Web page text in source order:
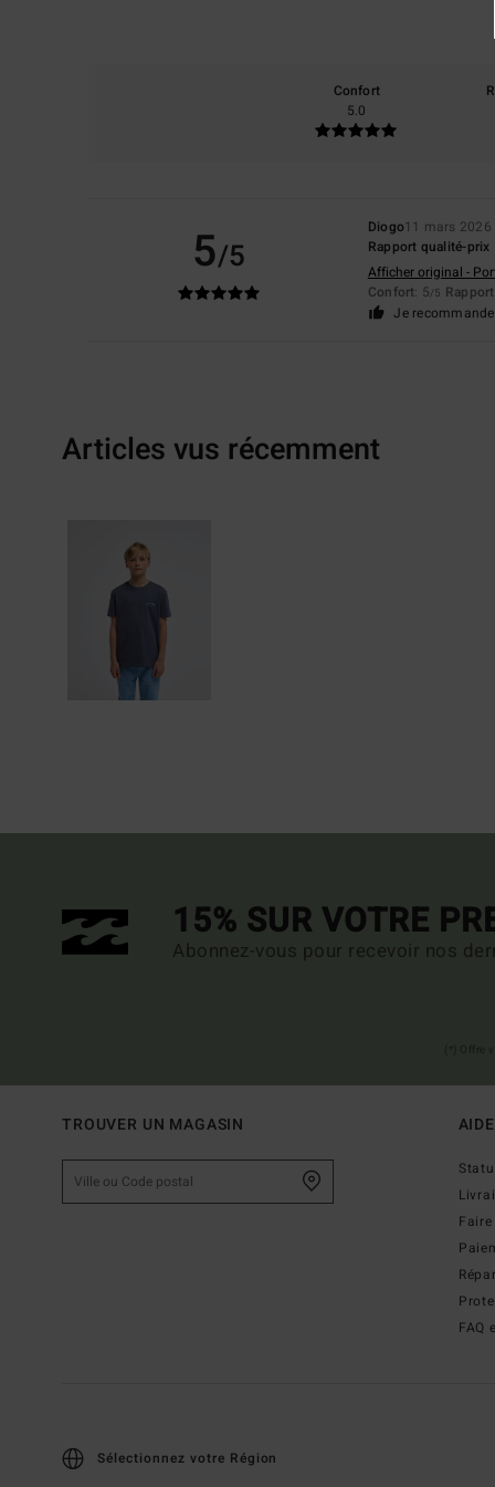
Confort
5.0
5/5
Diogo11 mars 2026
Rapport qualité-prix
Afficher original -
Confort: 5/5
Je
Articles vus récemment
15% SUR VOTRE
Abonnez-vous pour recevoir nos
TROUVER UN MAGASIN AIDE
FAQ
Sélectionnez votre Région